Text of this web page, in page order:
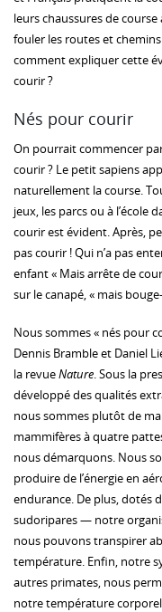
leurs chaussures de
fouler les routes et
comment expliquer cette
courir ?
Nés pour courir
On pourrait commencer
courir ? Le petit sapiens
naturellement la course.
jeux, les parcs ou à l’école
courir est évident. Après,
pas courir ! Qui n’a pas
enfant « Mais arrête de
sur le canapé, « mais
Nous sommes « nés pour
Dennis Bramble et Daniel
la revueNature. Sous la
développé des qualités
nous sommes plutôt de
mammifères à quatre
nous démarquons. Nous
produire de l’énergie en
endurance. De plus, dotés
sudoripares — notre
nous pouvons transpirer
température. Enfin, notre
autres primates, nous
notre température